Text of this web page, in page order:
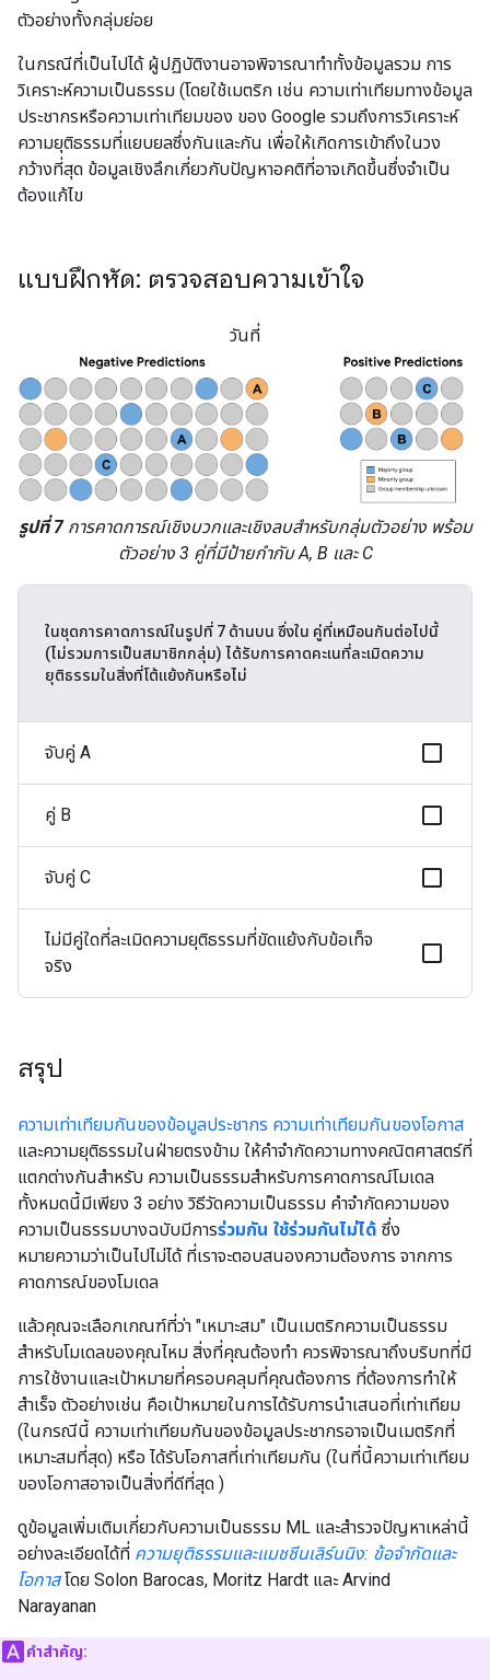
ตัวอย่างทั้งกลุ่มย่อย
ในกรณีที่เป็นไปได้ ผู้ปฏิบัติงานอาจพิจารณาทำทั้งข้อมูลรวม การ
วิเคราะห์ความเป็นธรรม (โดยใช้เมตริก เช่น ความเท่าเทียมทางข้อมูล
ประชากรหรือความเท่าเทียมของ ของ Google รวมถึงการวิเคราะห์
ความยุติธรรมที่แยบยลซึ่งกันและกัน เพื่อให้เกิดการเข้าถึงในวง
กว้างที่สุด ข้อมูลเชิงลึกเกี่ยวกับปัญหาอคติที่อาจเกิดขึ้นซึ่งจำเป็น
ต้องแก้ไข
แบบฝึกหัด: ตรวจสอบความเข้าใจ
วันที่
รูปที่ 7การคาดการณ์เชิงบวกและเชิงลบสำหรับกลุ่มตัวอย่าง พร้อม
ตัวอย่าง 3 คู่ที่มีป้ายกำกับ A, B และ C
ในชุดการคาดการณ์ในรูปที่ 7 ด้านบน ซึ่งใน คู่ที่เหมือนกันต่อไปนี้
(ไม่รวมการเป็นสมาชิกกลุ่ม) ได้รับการคาดคะเนที่ละเมิดความ
ยุติธรรมในสิ่งที่โต้แย้งกันหรือไม่
จับคู่ A
คู่ B
จับคู่ C
ไม่มีคู่ใดที่ละเมิดความยุติธรรมที่ขัดแย้งกับข้อเท็จ
จริง
สรุป
ความเท่าเทียมกันของข้อมูลประชากร ความเท่าเทียมกันของโอกาส
และความยุติธรรมในฝ่ายตรงข้าม ให้คำจำกัดความทางคณิตศาสตร์ที่
แตกต่างกันสำหรับ ความเป็นธรรมสำหรับการคาดการณ์โมเดล
ทั้งหมดนี้มีเพียง 3 อย่าง วิธีวัดความเป็นธรรม คำจำกัดความของ
ความเป็นธรรมบางฉบับมีการร่วมกัน ใช้ร่วมกันไม่ได้ ซึ่ง
หมายความว่าเป็นไปไม่ได้ ที่เราจะตอบสนองความต้องการ จากการ
คาดการณ์ของโมเดล
แล้วคุณจะเลือกเกณฑ์ที่ว่า "เหมาะสม" เป็นเมตริกความเป็นธรรม
สำหรับโมเดลของคุณไหม สิ่งที่คุณต้องทำ ควรพิจารณาถึงบริบทที่มี
การใช้งานและเป้าหมายที่ครอบคลุมที่คุณต้องการ ที่ต้องการทำให้
สำเร็จ ตัวอย่างเช่น คือเป้าหมายในการได้รับการนำเสนอที่เท่าเทียม
(ในกรณีนี้ ความเท่าเทียมกันของข้อมูลประชากรอาจเป็นเมตริกที่
เหมาะสมที่สุด) หรือ ได้รับโอกาสที่เท่าเทียมกัน (ในที่นี้ความเท่าเทียม
ของโอกาสอาจเป็นสิ่งที่ดีที่สุด )
ดูข้อมูลเพิ่มเติมเกี่ยวกับความเป็นธรรม ML และสำรวจปัญหาเหล่านี้
อย่างละเอียดได้ที่ ความยุติธรรมและแมชชีนเลิร์นนิง: ข้อจำกัดและ
โอกาสโดย Solon Barocas, Moritz Hardt และ Arvind
Narayanan
คำสำคัญ: